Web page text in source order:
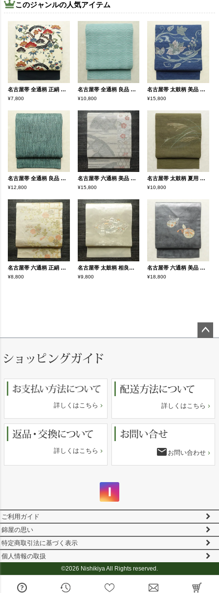
このジャンルの人気アイテム
名古屋帯 全通柄 正絹 古典柄 名古屋仕立て なごや帯 リサイクル帯 帯 クリーム
¥7,800
名古屋帯 全通柄 良品 夏用 混紡 縞柄・線柄 松葉仕立て なごや帯 リサイクル帯 帯 青・紺
¥10,800
名古屋帯 太鼓柄 美品 正絹 花柄 松葉仕立て なごや帯 リサイクル帯 帯 青・紺
¥15,800
名古屋帯 全通柄 良品 正絹 亀甲柄 通し仕立て なごや帯 リサイクル帯 帯 緑・うぐいす色
¥12,800
名古屋帯 六通柄 美品 夏用 混紡 木の葉・植物柄 通し仕立て なごや帯 リサイクル帯 帯 未使用品 グレー
¥15,800
名古屋帯 太鼓柄 夏用 正絹 木の葉・植物柄 松葉仕立て なごや帯 リサイクル帯 帯 緑・うぐいす色
¥10,800
名古屋帯 六通柄 正絹 花柄 名古屋仕立て なごや帯 リサイクル帯 帯 箔 金糸 ベージュ
¥8,800
名古屋帯 太鼓柄 相良刺繍 正絹 古典柄 名古屋仕立て なごや帯 リサイクル帯 帯 刺繍 箔 クリーム
¥9,800
名古屋帯 六通柄 美品 正絹 古典柄 名古屋仕立て なごや帯 リサイクル帯 帯 ひょうたん 瓢箪 刺繍 箔 上品 紫・藤色
¥18,800
詳しくはこちら 詳しくはこちら
詳しくはこちら email お問い合わせ
ご利用ガイド
錦屋の思い
特定商取引法に基づく表示
個人情報の取扱
©2026 Nishikiya All Rights reserved.